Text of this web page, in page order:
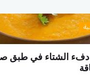
في طبق صحي غني